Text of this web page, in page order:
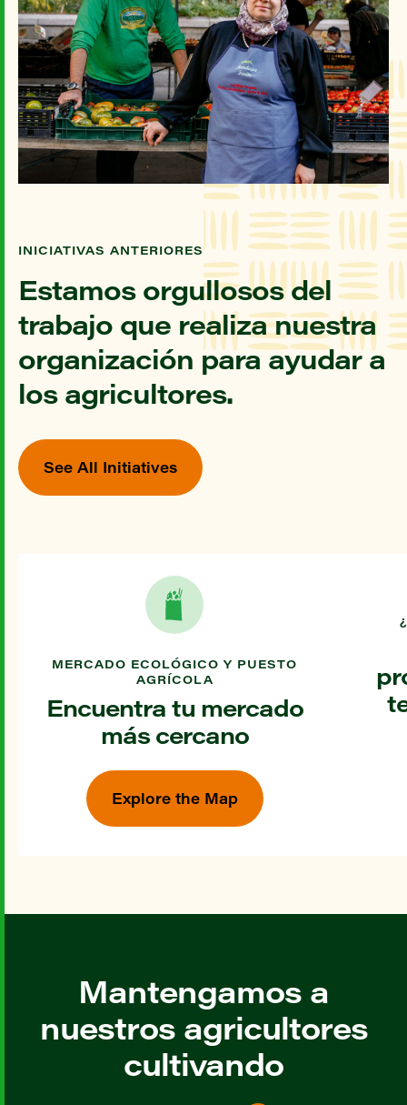
INICIATIVAS ANTERIORES
Estamos orgullosos del
trabajo que realiza nuestra
organización para ayudar a
los agricultores.
See All Initiatives
MERCADO ECOLÓGICO Y PUESTO
AGRÍCOLA
Encuentra tu mercado
más cercano
Explore the Map
Mantengamos a
nuestros agricultores
cultivando